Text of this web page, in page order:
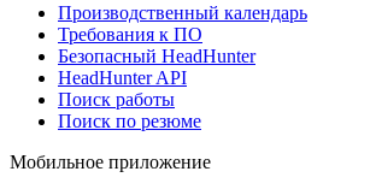
Производственный календарь
Требования к ПО
Безопасный HeadHunter
HeadHunter API
Поиск работы
Поиск по резюме
Мобильное приложение